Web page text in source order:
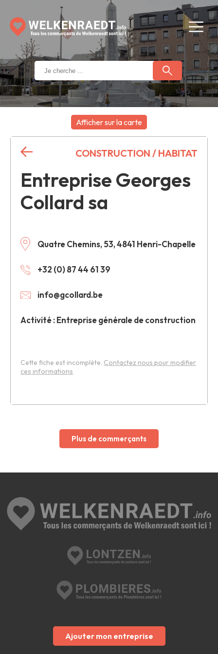
Afficher sur la carte
Entreprise Georges
Collard sa
Quatre Chemins, 53, 4841 Henri-Chapelle
+32 (0) 87 44 61 39
info@gcollard.be
Activité : Entreprise générale de construction
CONSTRUCTION / HABITAT
Cette fiche est incomplète. Contactez nous pour modifier
ces informations
+
−
Plus de commerçants
Ajouter mon entreprise